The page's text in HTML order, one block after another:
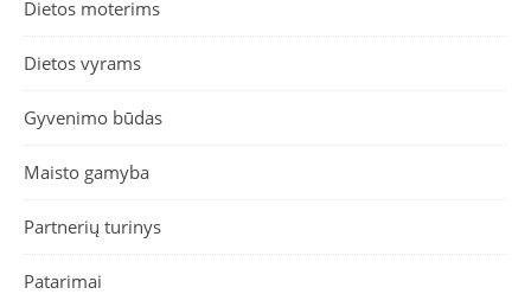
Dietos moterims
Dietos vyrams
Gyvenimo būdas
Maisto gamyba
Partnerių turinys
Patarimai